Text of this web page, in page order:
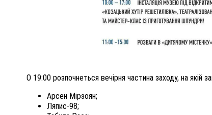
О 19:00 розпочнеться вечірня частина заходу, на якій
Арсен Мірзоян;
Ляпис-98;